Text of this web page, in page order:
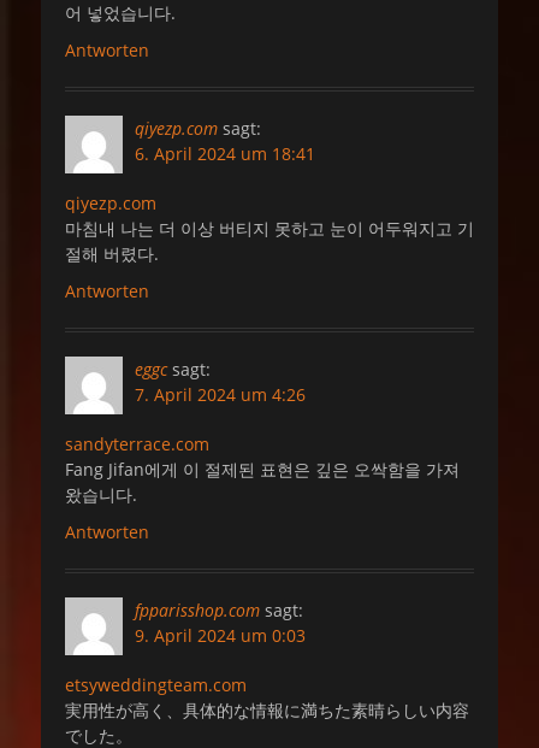
어 넣었습니다.
Antworten
qiyezp.com sagt:
6. April 2024 um 18:41
qiyezp.com
마침내 나는 더 이상 버티지 못하고 눈이 어두워지고 기
절해 버렸다.
Antworten
eggc sagt:
7. April 2024 um 4:26
sandyterrace.com
Fang Jifan에게 이 절제된 표현은 깊은 오싹함을 가져
왔습니다.
Antworten
fpparisshop.com sagt:
9. April 2024 um 0:03
etsyweddingteam.com
実用性が高く、具体的な情報に満ちた素晴らしい内容
でした。